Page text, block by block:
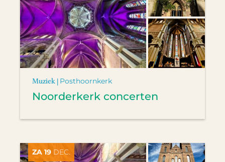
Muziek | Posthoornkerk
Noorderkerk concerten
ZA 19 DEC.